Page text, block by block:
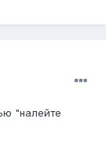
"налейте